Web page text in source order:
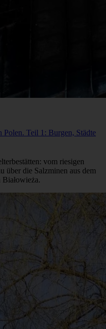
Teil 1: Burgen, Städte
vom riesigen
über die Salzminen aus dem